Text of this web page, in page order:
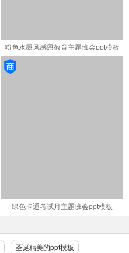
粉色水墨风感恩教育主题班会ppt模板
绿色卡通考试月主题班会ppt模板
圣诞精美的ppt模板